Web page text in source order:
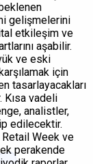
gelişmelerini
etkileşim ve
aşabilir.
ve eski
için
tasarlayacakları
Kısa vadeli
analistler,
edilecektir.
Week ve
perakende